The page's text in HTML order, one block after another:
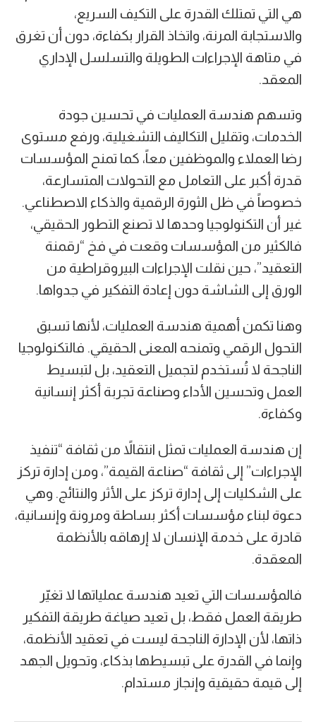
هي التي تمتلك القدرة على التكيف السريع،
والاستجابة المرنة، واتخاذ القرار بكفاءة، دون أن تغرق
في متاهة الإجراءات الطويلة والتسلسل الإداري
المعقد.
وتسهم هندسة العمليات في تحسين جودة
الخدمات، وتقليل التكاليف التشغيلية، ورفع مستوى
رضا العملاء والموظفين معاً، كما تمنح المؤسسات
قدرة أكبر على التعامل مع التحولات المتسارعة،
خصوصاً في ظل الثورة الرقمية والذكاء الاصطناعي.
غير أن التكنولوجيا وحدها لا تصنع التطور الحقيقي،
فالكثير من المؤسسات وقعت في فخ “رقمنة
التعقيد”، حين نقلت الإجراءات البيروقراطية من
الورق إلى الشاشة دون إعادة التفكير في جدواها.
وهنا تكمن أهمية هندسة العمليات، لأنها تسبق
التحول الرقمي وتمنحه المعنى الحقيقي. فالتكنولوجيا
الناجحة لا تُستخدم لتجميل التعقيد، بل لتبسيط
العمل وتحسين الأداء وصناعة تجربة أكثر إنسانية
وكفاءة.
إن هندسة العمليات تمثل انتقالاً من ثقافة “تنفيذ
الإجراءات” إلى ثقافة “صناعة القيمة”، ومن إدارة تركز
على الشكليات إلى إدارة تركز على الأثر والنتائج. وهي
دعوة لبناء مؤسسات أكثر بساطة ومرونة وإنسانية،
قادرة على خدمة الإنسان لا إرهاقه بالأنظمة
المعقدة.
فالمؤسسات التي تعيد هندسة عملياتها لا تغيّر
طريقة العمل فقط، بل تعيد صياغة طريقة التفكير
ذاتها، لأن الإدارة الناجحة ليست في تعقيد الأنظمة،
وإنما في القدرة على تبسيطها بذكاء، وتحويل الجهد
إلى قيمة حقيقية وإنجاز مستدام.